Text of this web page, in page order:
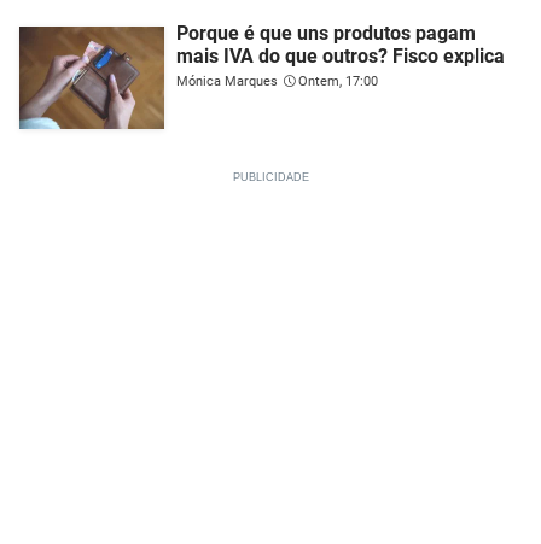
Porque é que uns produtos pagam
mais IVA do que outros? Fisco explica
Mónica Marques Ontem, 17:00